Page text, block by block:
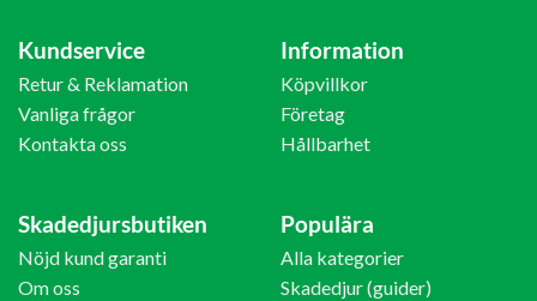
Kundservice
Retur & Reklamation
Vanliga frågor
Kontakta oss
Information
Köpvillkor
Företag
Hållbarhet
Skadedjursbutiken
Nöjd kund garanti
Om oss
Populära
Alla kategorier
Skadedjur (guider)